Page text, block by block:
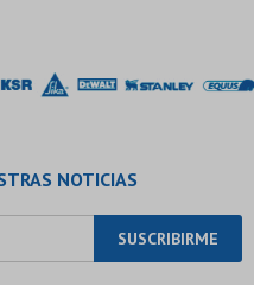
NOTICIAS
SUSCRIBIRME